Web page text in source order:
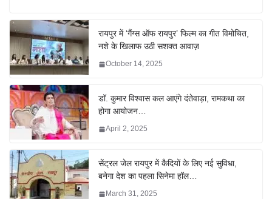
रायपुर में ‘गैंग्स ऑफ रायपुर’ फिल्म का गीत विमोचित,
नशे के खिलाफ उठी सशक्त आवाज़
October 14, 2025
डॉ. कुमार विश्वास कल आएंगे दंतेवाड़ा, रामकथा का
होगा आयोजन…
April 2, 2025
सेंट्रल जेल रायपुर में कैदियों के लिए नई सुविधा,
बनेगा देश का पहला सिनेमा हॉल…
March 31, 2025